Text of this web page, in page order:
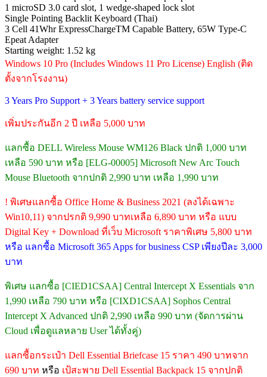
1 microSD 3.0 card slot, 1 wedge-shaped lock slot
Single Pointing Backlit Keyboard (Thai)
3 Cell 41Whr ExpressChargeTM Capable Battery, 65W Type-C
Epeat Adapter
Starting weight: 1.52 kg
Windows 10 Pro (Includes Windows 11 Pro License) English (ติด
ตั้งจากโรงงาน)
3 Years Pro Support + 3 Years battery service support
เพิ่มประกันอีก 2 ปี เหลือ 5,000 บาท
แลกซื้อ DELL Wireless Mouse WM126 Black ปกติ 1,000 บาท
เหลือ 590 บาท หรือ [ELG-00005] Microsoft New Arc Touch
Mouse Bluetooth จากปกติ 2,990 บาท เหลือ 1,990 บาท
! พิเศษแลกซื้อ Office Home & Business 2021 (ลงได้เฉพาะ
Win10,11) จากปรกติ 9,990 บาทเหลือ 6,890 บาท หรือ แบบ
Digital Key + Download ที่เว็บ Microsoft ราคาพิเศษ 5,800 บาท
หรือ แลกซื้อ Microsoft 365 Apps for business CSP เพียงปีละ 3,000
บาท
พิเศษ แลกซื้อ [CIED1CSAA] Central Intercept X Essentials จาก
1,990 เหลือ 790 บาท หรือ [CIXD1CSAA] Sophos Central
Intercept X Advanced ปกติ 2,990 เหลือ 990 บาท (จัดการผ่าน
Cloud เพื่อดูแลหลาย User ได้ทั้งคู่)
แลกซื้อกระเป๋า Dell Essential Briefcase 15 ราคา 490 บาทจาก
690 บาท หรือ เป้สะพาย Dell Essential Backpack 15 จากปกติ